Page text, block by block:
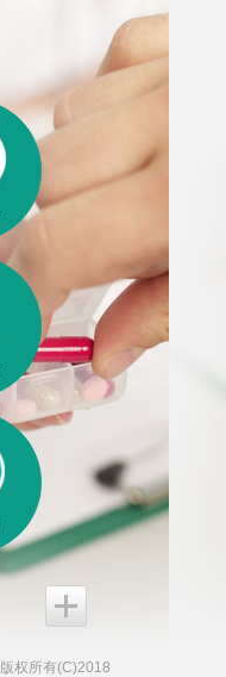
版权所有(C)2018